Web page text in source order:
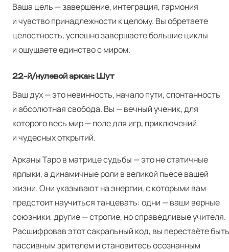
Ваша цель — завершение, интеграция, гармония
и чувство принадлежности к целому. Вы обретаете
целостность, успешно завершаете большие циклы
и ощущаете единство с миром.
22‑й/нулевой аркан: Шут
Ваш дух — это невинность, начало пути, спонтанность
и абсолютная свобода. Вы — вечный ученик, для
которого весь мир — поле для игр, приключений
и чудесных открытий.
Арканы Таро в матрице судьбы — это не статичные
ярлыки, а динамичные роли в великой пьесе вашей
жизни. Они указывают на энергии, с которыми вам
предстоит научиться танцевать: одни — ваши верные
союзники, другие — строгие, но справедливые учителя.
Расшифровав этот сакральный код, вы перестаёте быть
пассивным зрителем и становитесь осознанным